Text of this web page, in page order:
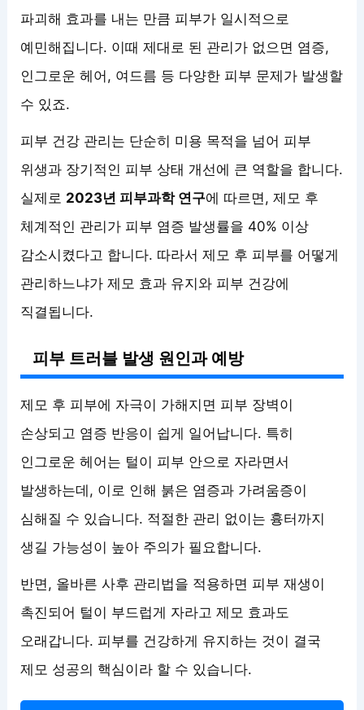
파괴해 효과를 내는 만큼 피부가 일시적으로
예민해집니다. 이때 제대로 된 관리가 없으면 염증,
인그로운 헤어, 여드름 등 다양한 피부 문제가 발생할
수 있죠.
피부 건강 관리는 단순히 미용 목적을 넘어 피부
위생과 장기적인 피부 상태 개선에 큰 역할을 합니다.
실제로 2023년 피부과학 연구에 따르면, 제모 후
체계적인 관리가 피부 염증 발생률을 40% 이상
감소시켰다고 합니다. 따라서 제모 후 피부를 어떻게
관리하느냐가 제모 효과 유지와 피부 건강에
직결됩니다.
피부 트러블 발생 원인과 예방
제모 후 피부에 자극이 가해지면 피부 장벽이
손상되고 염증 반응이 쉽게 일어납니다. 특히
인그로운 헤어는 털이 피부 안으로 자라면서
발생하는데, 이로 인해 붉은 염증과 가려움증이
심해질 수 있습니다. 적절한 관리 없이는 흉터까지
생길 가능성이 높아 주의가 필요합니다.
반면, 올바른 사후 관리법을 적용하면 피부 재생이
촉진되어 털이 부드럽게 자라고 제모 효과도
오래갑니다. 피부를 건강하게 유지하는 것이 결국
제모 성공의 핵심이라 할 수 있습니다.